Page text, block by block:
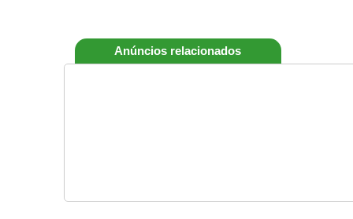
Anúncios relacionados